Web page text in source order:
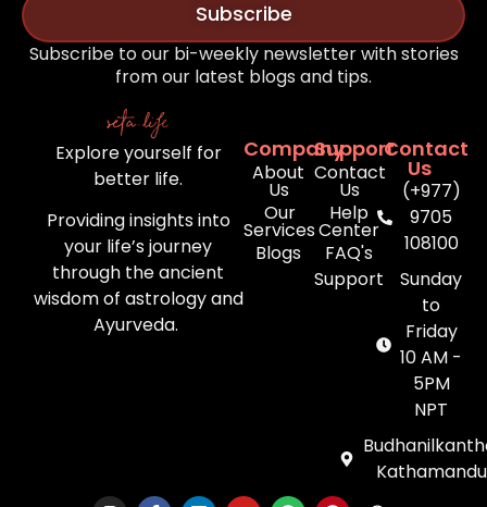
Subscribe
Subscribe to our bi-weekly newsletter with stories
from our latest blogs and tips.
Explore yourself for
better life.
Providing insights into
your life’s journey
through the ancient
wisdom of astrology and
Ayurveda.
Company
About
Us
Our
Services
Blogs
Support
Contact
Us
Help
Center
FAQ's
Support
Contact
Us
(+977)
9705
108100
Sunday
to
Friday
10 AM -
5PM
NPT
Kathamandu